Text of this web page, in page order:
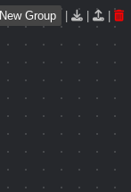
New Group